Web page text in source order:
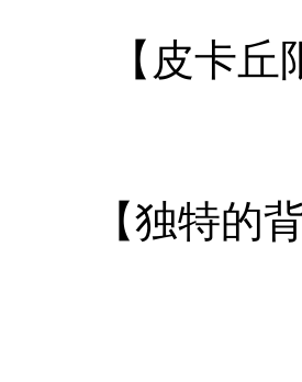
【皮卡
【独特的